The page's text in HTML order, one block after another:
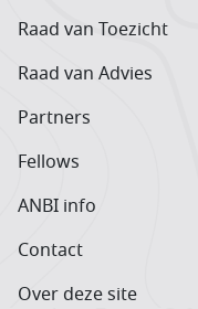
Raad van Toezicht
Raad van Advies
Partners
Fellows
ANBI info
Contact
Over deze site